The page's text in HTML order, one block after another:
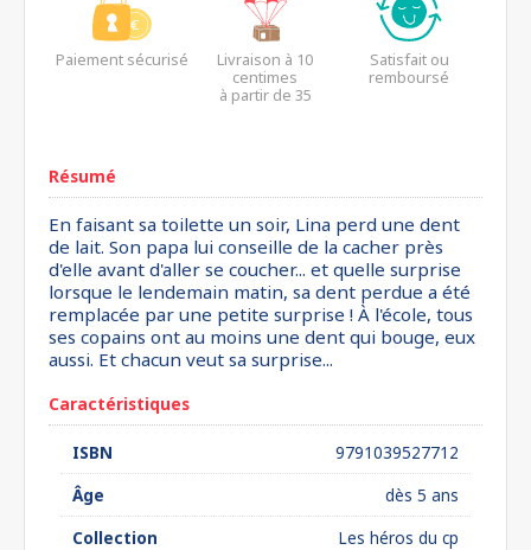
Paiement sécurisé
Livraison à 10
centimes
à partir de 35
Satisfait ou
remboursé
Résumé
En faisant sa toilette un soir, Lina perd une dent
de lait. Son papa lui conseille de la cacher près
d'elle avant d'aller se coucher... et quelle surprise
lorsque le lendemain matin, sa dent perdue a été
remplacée par une petite surprise ! À l'école, tous
ses copains ont au moins une dent qui bouge, eux
aussi. Et chacun veut sa surprise...
Caractéristiques
ISBN
9791039527712
Âge
dès 5 ans
Collection
Les héros du cp